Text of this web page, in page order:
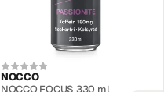
NOCCO
NOCCO FOCUS 330 ml